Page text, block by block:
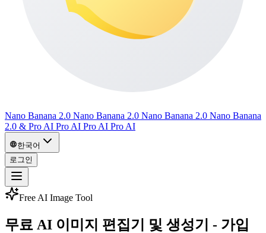
Nano Banana 2.0 Nano Banana 2.0 Nano Banana 2.0 Nano Banana
2.0 & Pro AI Pro AI Pro AI Pro AI
한국어
로그인
Free AI Image Tool
무료 AI 이미지 편집기 및 생성기 - 가입